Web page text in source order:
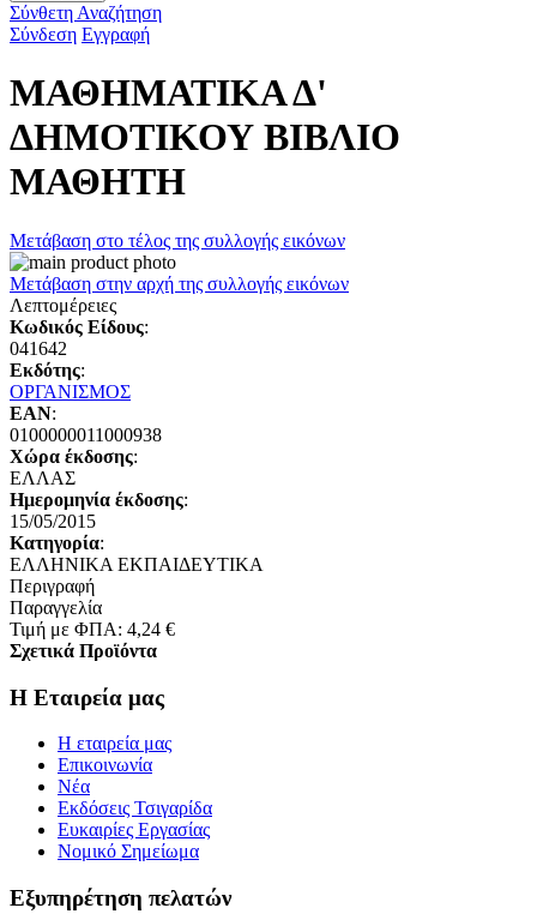
Σύνθετη Αναζήτηση
Σύνδεση Εγγραφή
ΜΑΘΗΜΑΤΙΚΑ Δ'
ΔΗΜΟΤΙΚΟΥ ΒΙΒΛΙΟ
ΜΑΘΗΤΗ
Μετάβαση στο τέλος της συλλογής εικόνων
Μετάβαση στην αρχή της συλλογής εικόνων
Λεπτομέρειες
Κωδικός Είδους:
041642
Εκδότης:
ΟΡΓΑΝΙΣΜΟΣ
EAN:
0100000011000938
Χώρα έκδοσης:
ΕΛΛΑΣ
Ημερομηνία έκδοσης:
15/05/2015
Κατηγορία:
ΕΛΛΗΝΙΚΑ ΕΚΠΑΙΔΕΥΤΙΚΑ
Περιγραφή
Παραγγελία
Τιμή με ΦΠΑ: 4,24 €
Σχετικά Προϊόντα
Η Εταιρεία μας
Η εταιρεία μας
Επικοινωνία
Νέα
Εκδόσεις Τσιγαρίδα
Ευκαιρίες Εργασίας
Νομικό Σημείωμα
Εξυπηρέτηση πελατών